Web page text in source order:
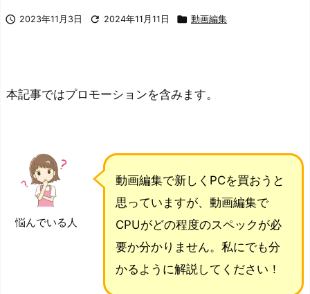
 2023年11月3日  2024年11月11日  動画編集
本記事ではプロモーションを含みます。
悩んでいる人
動画編集で新しくPCを買おうと
思っていますが、動画編集で
CPUがどの程度のスペックが必
要か分かりません。私にでも分
かるように解説してください！